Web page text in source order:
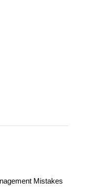
Mistakes